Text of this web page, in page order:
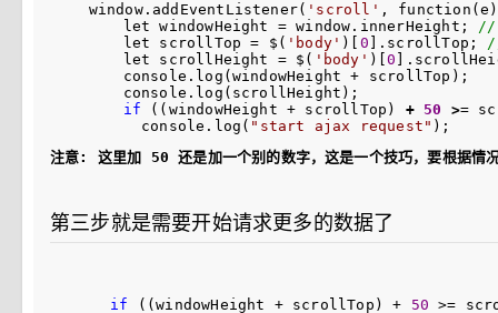
window.addEventListener( ' scroll ' ,
        let windowHeight
= window.innerHeight; //
        let scrollTop = $(
' body ' )[ 0 ].scrollTop;
        let scrollHeight = $(
' body ' )[0
        console.log(windowHeight +
scrollTop);
        console.log(scrollHeight);
if ((windowHeight + scrollTop) + 50 >=
          console.log(
" start ajax request " );
注意: 这里加 50 还是加一个别的数字，这是一个技巧，要根据情
第三步就是需要开始请求更多的数据了
if ((windowHeight + scrollTop) + 50 >=